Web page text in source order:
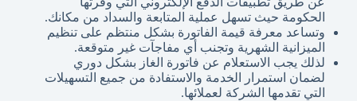
الحكومة حيث تسهل عملية المتابعة والسداد من مكانك.
وتساعد معرفة قيمة الفاتورة بشكل منتظم على تنظيم
الميزانية الشهرية وتجنب أي مفاجآت غير متوقعة.
لذلك يجب الاستعلام عن فاتورة الغاز بشكل دوري
لضمان استمرار الخدمة والاستفادة من جميع التسهيلات
التي تقدمها الشركة لعملائها.